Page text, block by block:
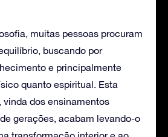
muitas pessoas procuram
buscando por
e principalmente
quanto espiritual. Esta
vinda dos ensinamentos
gerações, acabam levando-o